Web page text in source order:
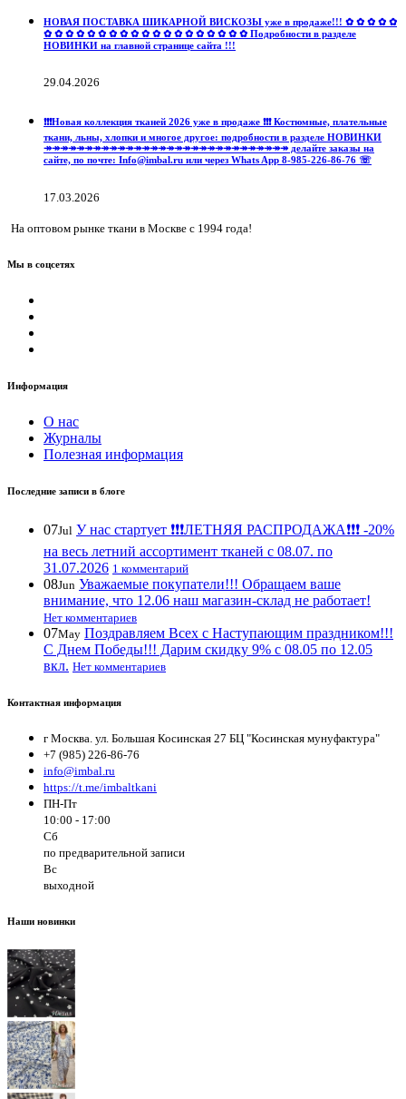
НОВАЯ ПОСТАВКА ШИКАРНОЙ ВИСКОЗЫ уже в продаже!!! ✿ ✿ ✿ ✿ ✿
✿ ✿ ✿ ✿ ✿ ✿ ✿ ✿ ✿ ✿ ✿ ✿ ✿ ✿ ✿ ✿ ✿ ✿ ✿ Подробности в разделе
НОВИНКИ на главной странице сайта !!!
29.04.2026
❗️❗️❗️Новая коллекция тканей 2026 уже в продаже ❗️❗️❗️ Костюмные, плательные
ткани, льны, хлопки и многое другое: подробности в разделе НОВИНКИ
↠↠↠↠↠↠↠↠↠↠↠↠↠↠↠↠↠↠↠↠↠↠↠↠↠↠↠↠↠↠ делайте заказы на
сайте, по почте: Info@imbal.ru или через Whats App 8-985-226-86-76 ☏
17.03.2026
На оптовом рынке ткани в Москве с 1994 года!
Мы в соцсетях
Информация
О нас
Журналы
Полезная информация
Последние записи в блоге
07Jul У нас стартует ❗️❗️❗️ЛЕТНЯЯ РАСПРОДАЖА❗️❗️❗️ -20%
на весь летний ассортимент тканей с 08.07. по
31.07.2026 1 комментарий
08Jun Уважаемые покупатели!!! Обращаем ваше
внимание, что 12.06 наш магазин-склад не работает!
Нет комментариев
07May Поздравляем Всех с Наступающим праздником!!!
С Днем Победы!!! Дарим скидку 9% с 08.05 по 12.05
вкл. Нет комментариев
Контактная информация
г Москва. ул. Большая Косинская 27 БЦ "Косинская мунуфактура"
+7 (985) 226-86-76
info@imbal.ru
https://t.me/imbaltkani
ПН-Пт
10:00 - 17:00
Сб
по предварительной записи
Вс
выходной
Наши новинки